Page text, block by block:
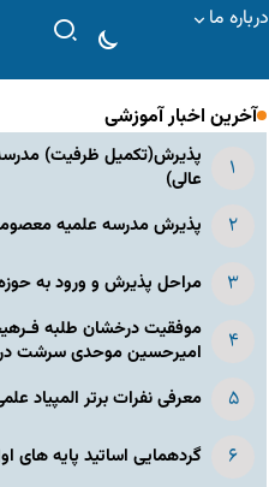
درباره ما
آخرین اخبار آموزشی
پذیرش(تکمیل ظرفیت)
عالی)
پذیرش مدرسه علمیه
مراحل پذیرش و ورود به
موفقیت درخشان طلبه
امیرحسین موحدی سرشت در
معرفی نفرات برتر المپیاد
گردهمایی اساتید پایه های